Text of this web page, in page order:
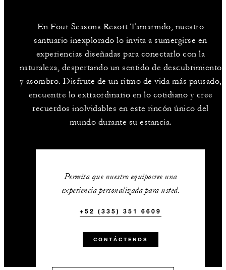
En Four Seasons Resort Tamarindo, nuestro
santuario inexplorado lo invita a sumergirse en
experiencias diseñadas para conectarlo con la
naturaleza, despertando un sentido de descubrimiento
y asombro. Disfrute de un ritmo de vida más pausado,
encuentre lo extraordinario en lo cotidiano y cree
recuerdos inolvidables en este rincón único del
mundo durante su estancia.
Permita que nuestro equipocree una
experiencia personalizada para usted.
+52 (335) 351 6609
CONTÁCTENOS